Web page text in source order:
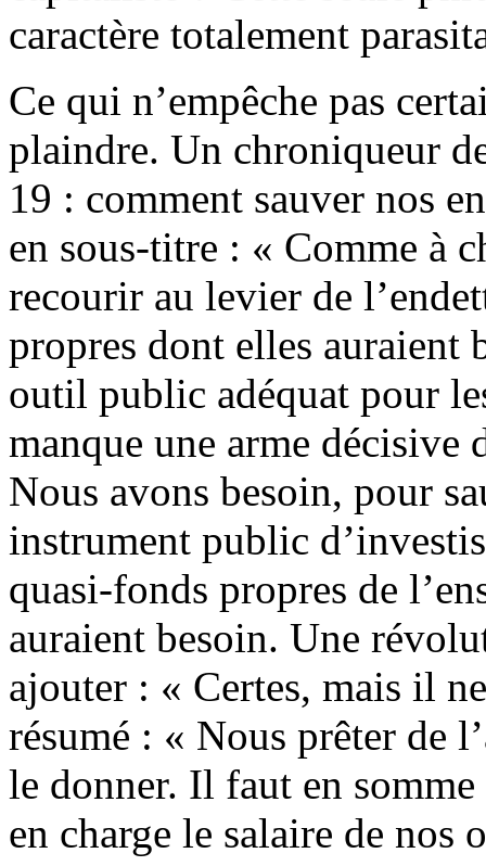
caractère totalement
Ce qui n’empêche pas
plaindre. Un chroniqueur
19 : comment sauver nos
en sous-titre : « Comme à
recourir au levier de
propres dont elles auraient
outil public adéquat pour
manque une arme décisive
Nous avons besoin, pour
instrument public
quasi-fonds propres de
auraient besoin. Une
ajouter : « Certes, mais il
résumé : « Nous prêter de
le donner. Il faut en
en charge le salaire de nos